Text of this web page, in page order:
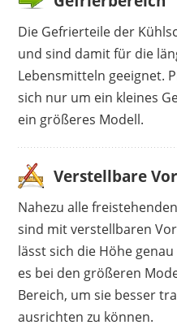
Die Gefrierteile der
und sind damit für die
Lebensmitteln geeignet.
sich nur um ein kleines
ein größeres Modell.
Verstellbare
Nahezu alle
sind mit verstellbaren
lässt sich die Höhe
es bei den größeren
Bereich, um sie besser
ausrichten zu können.